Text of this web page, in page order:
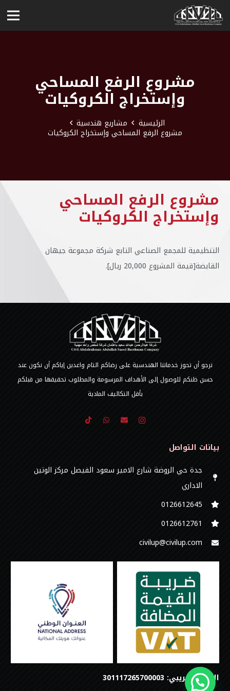
مشروع الرفع المساحي
وإستخراج الكروكيات
الرئيسية مشاريع هندسية
مشروع الرفع المساحي وإستخراج الكروكيات
مشروع الرفع المساحي
وإستخراج الكروكيات
التنظيمية للمجمع الصناعي التابع شركة مجموعة جيهان
القابضة[قيمة المشروع 20,000 ريال].
نرجو أن تحوز خدماتنا الهندسية على رضاكم التام واعدين إياكم أن نكون عند
حسن ظنكم للوصول إلى الأهداف المرسومة والمطلوب تحقيقها من قبلكم
بأقل التكاليف المادية
بيانات التواصل
جدة حي الروضة شارع الامير سعود الفيصل مركز الوتين
الاداري
0126612645‬
‭0126612761
civilup@civilup.com
الرقم الضريبي: 301117265700003